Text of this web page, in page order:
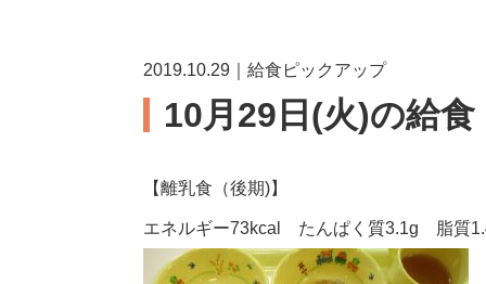
2019.10.29｜給食ピックアップ
10月29日(火)の給食
【離乳食（後期)】
エネルギー73kcal たんぱく質3.1g 脂質